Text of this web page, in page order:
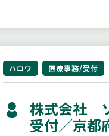
ハロワ 医療事務/受付
株式会社
受付／京都